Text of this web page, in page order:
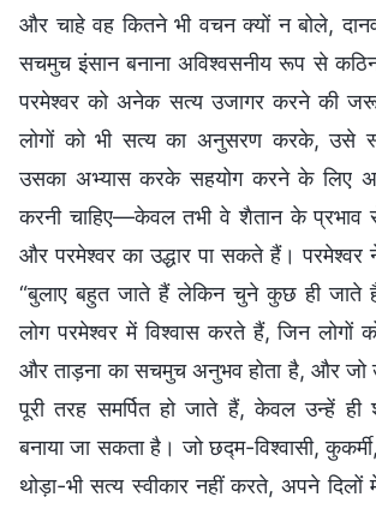
और चाहे वह कितने भी वचन क्यों न बोले,
सचमुच इंसान बनाना अविश्वसनीय रूप से
परमेश्वर को अनेक सत्य उजागर करने की
लोगों को भी सत्य का अनुसरण करके, उसे
उसका अभ्यास करके सहयोग करने के लिए
करनी चाहिए—केवल तभी वे शैतान के
और परमेश्वर का उद्धार पा सकते हैं। परमेश्वर
“बुलाए बहुत जाते हैं लेकिन चुने कुछ ही जाते
लोग परमेश्वर में विश्वास करते हैं, जिन लोगों
और ताड़ना का सचमुच अनुभव होता है, और जो
पूरी तरह समर्पित हो जाते हैं, केवल उन्हें ही
बनाया जा सकता है। जो छद्म-विश्वासी,
थोड़ा-भी सत्य स्वीकार नहीं करते, अपने